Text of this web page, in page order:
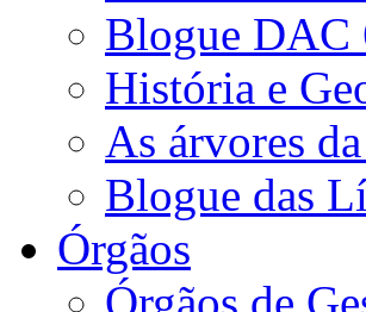
Blogue DAC
História e
As árvores
Blogue das
Órgãos